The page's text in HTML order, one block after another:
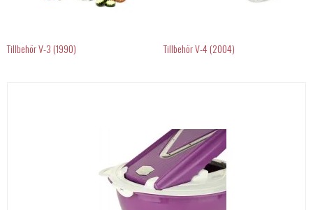
Tillbehör V-3 (1990) Tillbehör V-4 (2004)